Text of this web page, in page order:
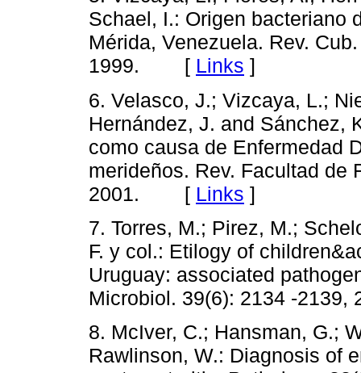
Schael, I.: Origen bacteriano
Mérida, Venezuela. Rev.
1999. [ Links ]
6. Velasco, J.; Vizcaya, L.;
Hernández, J. and Sánchez,
como causa de Enfermedad
merideños. Rev. Facultad de
2001. [ Links ]
7. Torres, M.; Pirez, M.;
F. y col.: Etilogy of
Uruguay: associated
Microbiol. 39(6): 2134 -2139,
8. McIver, C.; Hansman, G.;
Rawlinson, W.: Diagnosis of